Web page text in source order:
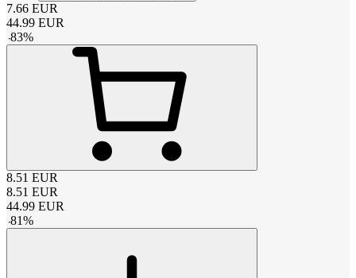
7.66 EUR
44.99 EUR
-83%
8.51 EUR
8.51 EUR
44.99 EUR
-81%